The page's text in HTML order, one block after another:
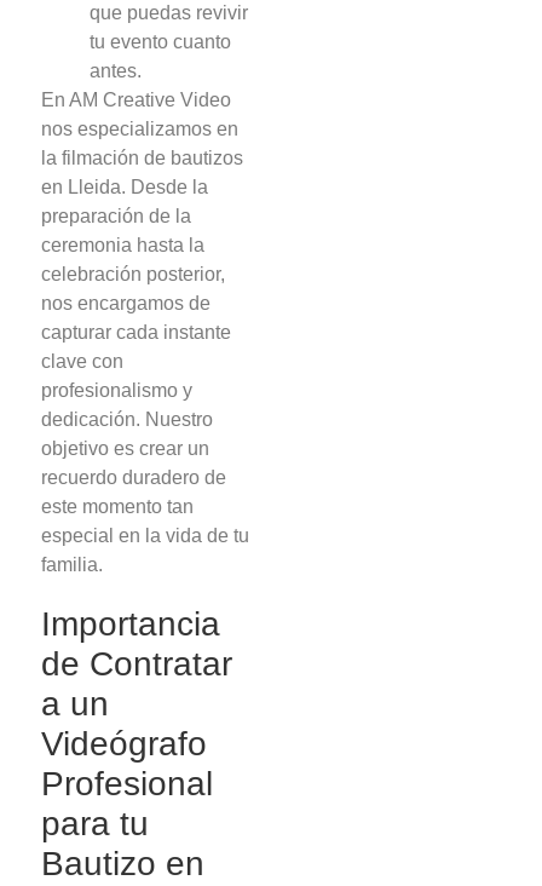
que puedas revivir
tu evento cuanto
antes.
En AM Creative Video
nos especializamos en
la filmación de bautizos
en Lleida. Desde la
preparación de la
ceremonia hasta la
celebración posterior,
nos encargamos de
capturar cada instante
clave con
profesionalismo y
dedicación. Nuestro
objetivo es crear un
recuerdo duradero de
este momento tan
especial en la vida de tu
familia.
Importancia
de Contratar
a un
Videógrafo
Profesional
para tu
Bautizo en